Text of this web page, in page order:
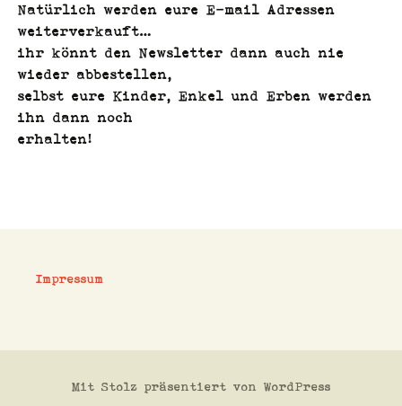
Natür­lich wer­den eure E‑mail Adressen
weit­er­verkauft…
ihr kön­nt den Newslet­ter dann auch nie
wieder abbestellen,
selb­st eure Kinder, Enkel und Erben wer­den
ihn dann noch
erhal­ten!
Impressum
Mit Stolz präsentiert von WordPress